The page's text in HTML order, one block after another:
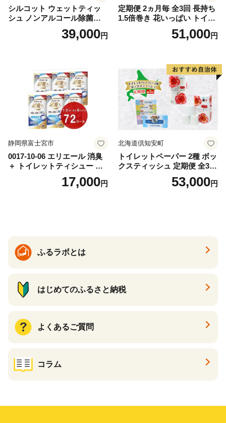
シルコット ウェットティッ
シュ ノンアルコール除菌詰
替（43枚×3P）×24袋 日用品
おもちゃ 拭き取り 手拭き 外
39,000円
定期便 2ヵ月毎 全3回 長持ち
1.5倍巻き 花いっぱい トイレ
ットペーパー ダブル 45ｍ 計
72ロール 全18種 花柄 プリン
ー 消耗品 備蓄 送料無料 北海
道 倶知安町 日用品
51,000円
静岡県富士宮市
0017-10-06 エリエール 消臭
＋ トイレットティシュー し
っかり香るフレッシュクリア
の香り ダブル 12ロール×6パ
17,000円
北海道倶知安町
トイレットペーパー 2種 ボッ
クスティッシュ 定期便 全3
回 日本製 まとめ買い 防災
常備品 日用雑貨 消耗品 生活
53,000円
ふるラボとは
はじめてのふるさと納税
よくあるご質問
コラム